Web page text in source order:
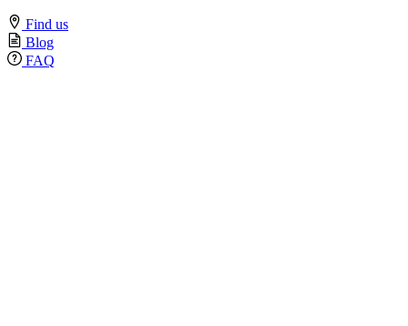
Find us
Blog
FAQ